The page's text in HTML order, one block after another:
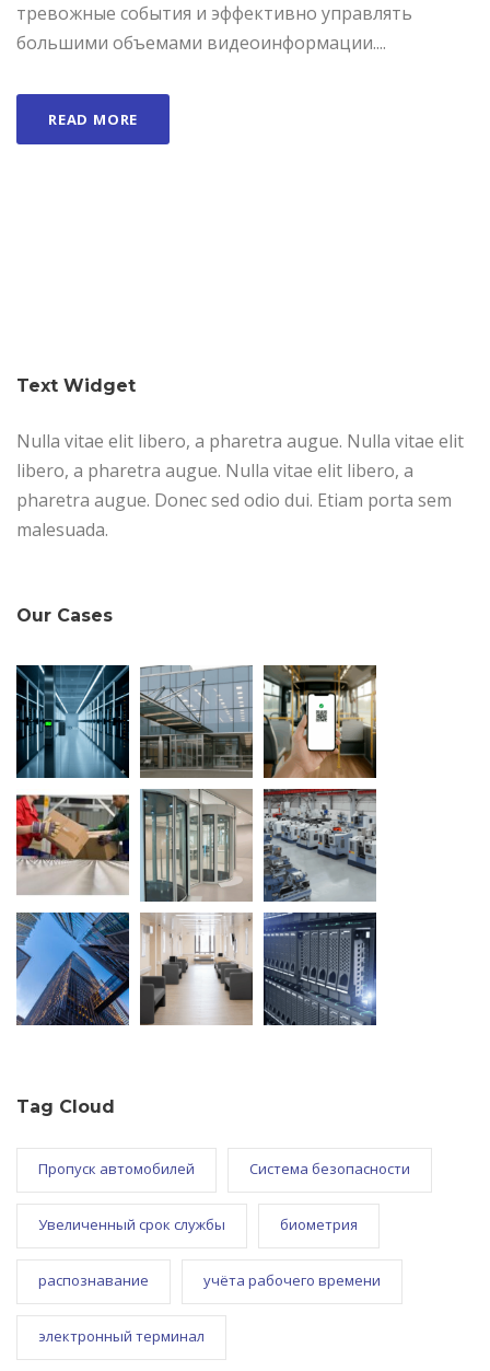
тревожные события и эффективно управлять
большими объемами видеоинформации....
READ MORE
Text Widget
Nulla vitae elit libero, a pharetra augue. Nulla vitae elit
libero, a pharetra augue. Nulla vitae elit libero, a
pharetra augue. Donec sed odio dui. Etiam porta sem
malesuada.
Our Cases
Tag Cloud
Пропуск автомобилей Система безопасности
Увеличенный срок службы биометрия
распознавание учёта рабочего времени
электронный терминал